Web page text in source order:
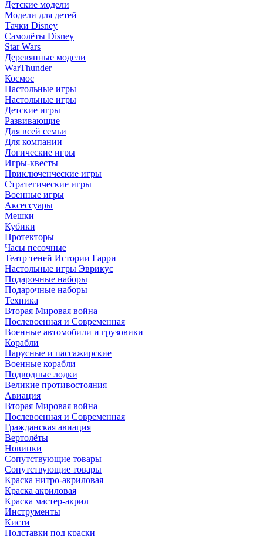
Детские модели
Модели для детей
Тачки Disney
Самолёты Disney
Star Wars
Деревянные модели
WarThunder
Космос
Настольные игры
Настольные игры
Детские игры
Развивающие
Для всей семьи
Для компании
Логические игры
Игры-квесты
Приключенческие игры
Стратегические игры
Военные игры
Аксессуары
Мешки
Кубики
Протекторы
Часы песочные
Театр теней Истории Гарри
Настольные игры Эврикус
Подарочные наборы
Подарочные наборы
Техника
Вторая Мировая война
Послевоенная и Современная
Военные автомобили и грузовики
Корабли
Парусные и пассажирские
Военные корабли
Подводные лодки
Великие противостояния
Авиация
Вторая Мировая война
Послевоенная и Современная
Гражданская авиация
Вертолёты
Новинки
Сопутствующие товары
Сопутствующие товары
Краска нитро-акриловая
Краска акриловая
Краска мастер-акрил
Инструменты
Кисти
Подставки под краски